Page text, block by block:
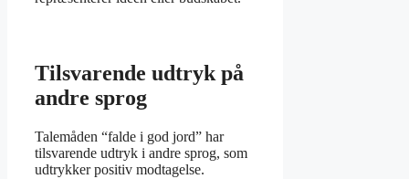
Tilsvarende udtryk på
andre sprog
Talemåden “falde i god jord” har
tilsvarende udtryk i andre sprog, som
udtrykker positiv modtagelse.